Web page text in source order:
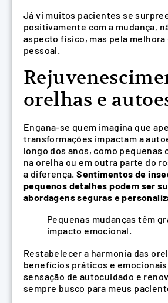
Já vi muitos pacientes se
positivamente com a mudança,
aspecto físico, mas pela melhora
pessoal.
orelhas e
Engana-se quem imagina que
transformações impactam a
longo dos anos, como pequenas
na orelha ou em outra parte do
a diferença.Sentimentos de
pequenos detalhes podem ser
abordagens seguras e
Pequenas mudanças têm
impacto emocional.
Restabelecer a harmonia das
benefícios práticos e
sensação de autocuidado e
sempre busco para meus